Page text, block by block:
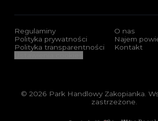
Regulaminy
Polityka prywatności
Polityka transparentności
O nas
Najem
Kontakt
© 2026 Park Handlowy Zakopianka.
zastrzeżone.